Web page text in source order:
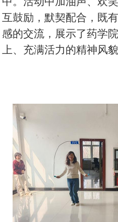
互鼓励，默契配合，既
感的交流 ， 展示了药学
上、充满活力的精神风貌